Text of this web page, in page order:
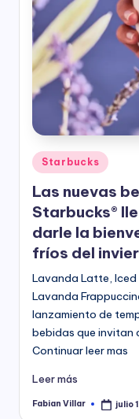
Publicado
en
Starbucks
Las nuevas
Starbucks®
darle la
fríos del
Lavanda Latte,
Lavanda
lanzamiento de
bebidas que invitan
Continuar leer mas
Leer más
Publicado
Fabian Villar julio